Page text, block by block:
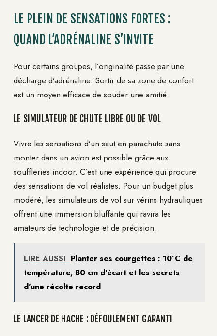
LE PLEIN DE SENSATIONS FORTES :
QUAND L’ADRÉNALINE S’INVITE
Pour certains groupes, l’originalité passe par une
décharge d’adrénaline. Sortir de sa zone de confort
est un moyen efficace de souder une amitié.
LE SIMULATEUR DE CHUTE LIBRE OU DE VOL
Vivre les sensations d’un saut en parachute sans
monter dans un avion est possible grâce aux
souffleries indoor. C’est une expérience qui procure
des sensations de vol réalistes. Pour un budget plus
modéré, les simulateurs de vol sur vérins hydrauliques
offrent une immersion bluffante qui ravira les
amateurs de technologie et de précision.
LIRE AUSSI Planter ses courgettes : 10°C de
température, 80 cm d'écart et les secrets
d'une récolte record
LE LANCER DE HACHE : DÉFOULEMENT GARANTI